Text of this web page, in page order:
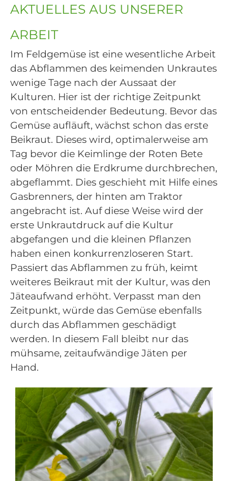
AKTUELLES AUS UNSERER
ARBEIT
Im Feldgemüse ist eine wesentliche Arbeit
das Abflammen des keimenden Unkrautes
wenige Tage nach der Aussaat der
Kulturen. Hier ist der richtige Zeitpunkt
von entscheidender Bedeutung. Bevor das
Gemüse aufläuft, wächst schon das erste
Beikraut. Dieses wird, optimalerweise am
Tag bevor die Keimlinge der Roten Bete
oder Möhren die Erdkrume durchbrechen,
abgeflammt. Dies geschieht mit Hilfe eines
Gasbrenners, der hinten am Traktor
angebracht ist. Auf diese Weise wird der
erste Unkrautdruck auf die Kultur
abgefangen und die kleinen Pflanzen
haben einen konkurrenzloseren Start.
Passiert das Abflammen zu früh, keimt
weiteres Beikraut mit der Kultur, was den
Jäteaufwand erhöht. Verpasst man den
Zeitpunkt, würde das Gemüse ebenfalls
durch das Abflammen geschädigt
werden. In diesem Fall bleibt nur das
mühsame, zeitaufwändige Jäten per
Hand.